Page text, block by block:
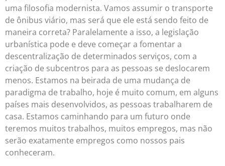
uma filosofia modernista. Vamos assumir o transporte
de ônibus viário, mas será que ele está sendo feito de
maneira correta? Paralelamente a isso, a legislação
urbanística pode e deve começar a fomentar a
descentralização de determinados serviços, com a
criação de subcentros para as pessoas se deslocarem
menos. Estamos na beirada de uma mudança de
paradigma de trabalho, hoje é muito comum, em alguns
países mais desenvolvidos, as pessoas trabalharem de
casa. Estamos caminhando para um futuro onde
teremos muitos trabalhos, muitos empregos, mas não
serão exatamente empregos como nossos pais
conheceram.